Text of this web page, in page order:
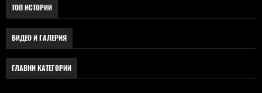
ТОП ИСТОРИИ
ВИДЕО И ГАЛЕРИЯ
ГЛАВНИ КАТЕГОРИИ